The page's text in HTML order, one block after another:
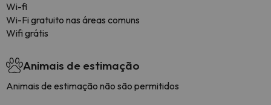
Wi-fi
Wi-Fi gratuito nas áreas comuns
Wifi grátis
Animais de estimação
Animais de estimação não são permitidos